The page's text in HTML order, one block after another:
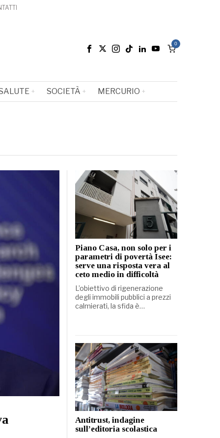
0
SOCIETÀ MERCURIO
Piano Casa, non solo per i
parametri di povertà Isee:
serve una risposta vera al
ceto medio in difficoltà
L’obiettivo di rigenerazione
degli immobili pubblici a prezzi
calmierati, la sfida è…
Antitrust, indagine
sull’editoria scolastica